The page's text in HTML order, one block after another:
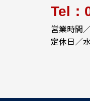
Tel：
営業時間
定休日／